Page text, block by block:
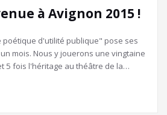
à Avignon 2015 !
poétique d'utilité publique" pose ses
mois. Nous y jouerons une vingtaine
5 fois l'héritage au théâtre de la…